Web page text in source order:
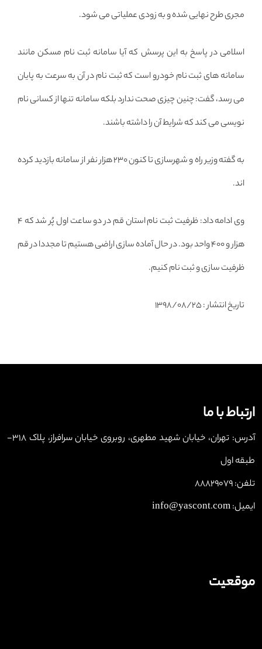
مجری طرح نهایی شده و به زودی عملیاتی می شود.
اسلامی در پاسخ به این پرسش که آیا سامانه ثبت نام مسکن مانند
سامانه های ثبت نام خودرو است که ثبت نام در آن به سرعت به پایان
می رسد، گفت: چنین چیزی صحت ندارد بلکه سامانه تنها از کسانی نام
نویسی می کند که شرایط آن را داشته باشند.
به گفته وزیر راه و شهرسازی تا کنون ۲۳۰ هزار نفر از سامانه بازدید کرده
اند.
وی ادامه داد: ظرفیت ثبت نام استان قم در دو ساعت اول پُر شد که ۴
هزار و ۴۰۰ واحد بود. در حال آماده سازی اراضی هستیم تا مجددا در قم
ظرفیت سازی و ثبت نام کنیم.
تاریخ انتشار : ۱۳۹۸/۰۸/۲۵
ارتباط با ما
آدرس: تهران، خیابان شهید مطهری، روبروی خیابان سرافراز، پلاک 318-
طبقه اول
تلفن: 88829079
ایمیل: info@yascont.com
موقعیت